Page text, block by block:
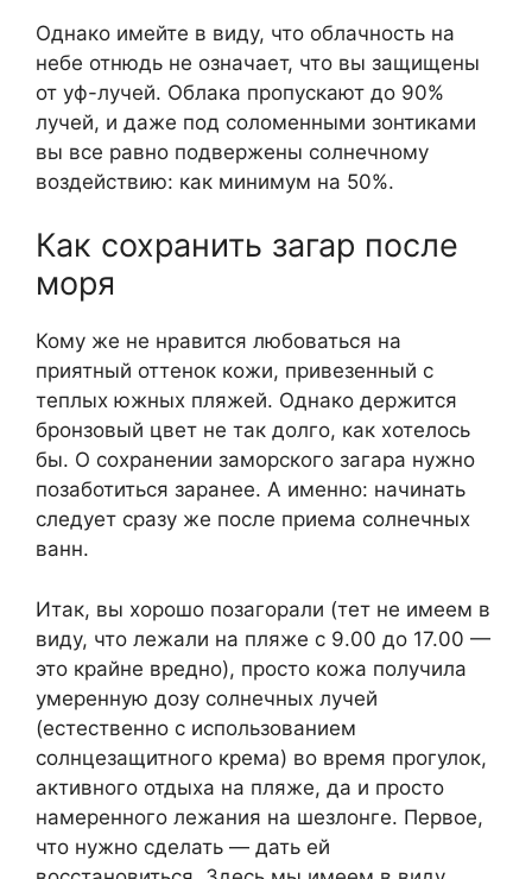
Однако имейте в виду, что облачность на
небе отнюдь не означает, что вы защищены
от уф-лучей. Облака пропускают до 90%
лучей, и даже под соломенными зонтиками
вы все равно подвержены солнечному
воздействию: как минимум на 50%.
Как сохранить загар после
моря
Кому же не нравится любоваться на
приятный оттенок кожи, привезенный с
теплых южных пляжей. Однако держится
бронзовый цвет не так долго, как хотелось
бы. О сохранении заморского загара нужно
позаботиться заранее. А именно: начинать
следует сразу же после приема солнечных
ванн.
Итак, вы хорошо позагорали (тет не имеем в
виду, что лежали на пляже с 9.00 до 17.00 —
это крайне вредно), просто кожа получила
умеренную дозу солнечных лучей
(естественно с использованием
солнцезащитного крема) во время прогулок,
активного отдыха на пляже, да и просто
намеренного лежания на шезлонге. Первое,
что нужно сделать — дать ей